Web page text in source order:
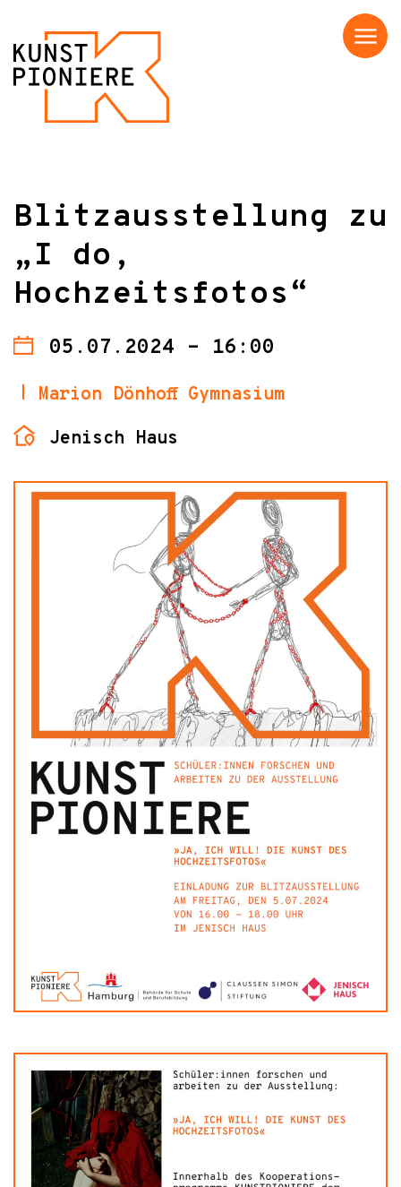
Menü
Blitzausstellung zu
„I do,
Hochzeitsfotos“
05.07.2024 - 16:00
Marion Dönhoff Gymnasium
Jenisch Haus